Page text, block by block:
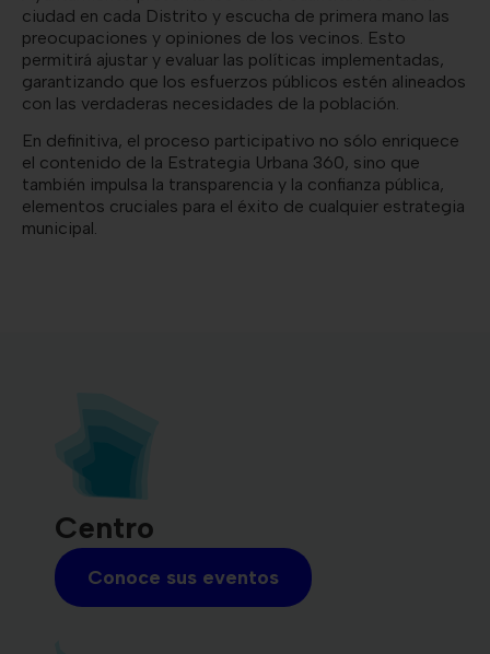
ciudad en cada Distrito y escucha de primera mano las
preocupaciones y opiniones de los vecinos. Esto
permitirá ajustar y evaluar las políticas implementadas,
garantizando que los esfuerzos públicos estén alineados
con las verdaderas necesidades de la población.
En definitiva, el proceso participativo no sólo enriquece
el contenido de la Estrategia Urbana 360, sino que
también impulsa la transparencia y la confianza pública,
elementos cruciales para el éxito de cualquier estrategia
municipal.
Centro
Conoce sus eventos